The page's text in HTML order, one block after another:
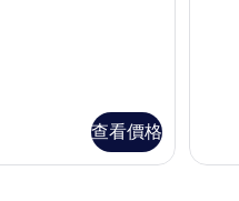
查看價格
情